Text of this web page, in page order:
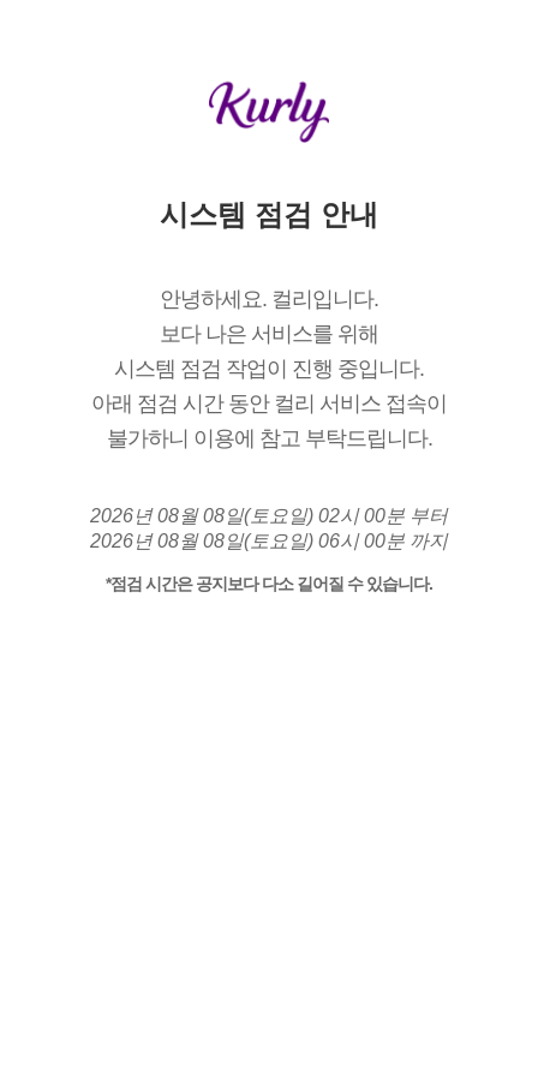
시스템 점검 안내
안녕하세요. 컬리입니다.
보다 나은 서비스를 위해
시스템 점검 작업이 진행 중입니다.
아래 점검 시간 동안 컬리 서비스 접속이
불가하니 이용에 참고 부탁드립니다.
2026년 08월 08일(토요일) 02시 00분 부터
2026년 08월 08일(토요일) 06시 00분 까지
*점검 시간은 공지보다 다소 길어질 수 있습니다.